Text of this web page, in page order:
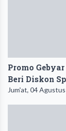
Promo
Beri Diskon
Jum'at, 04